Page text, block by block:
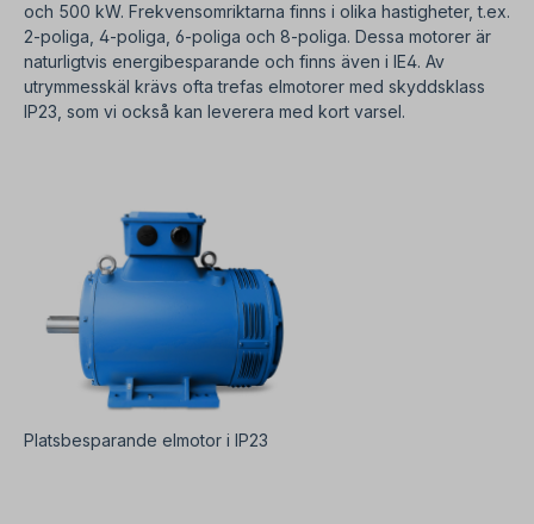
och 500 kW. Frekvensomriktarna finns i olika hastigheter, t.ex.
2-poliga, 4-poliga, 6-poliga och 8-poliga. Dessa motorer är
naturligtvis energibesparande och finns även i IE4. Av
utrymmesskäl krävs ofta trefas elmotorer med skyddsklass
IP23, som vi också kan leverera med kort varsel.
Platsbesparande elmotor i IP23